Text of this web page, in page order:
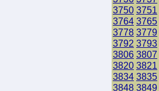
3750 3751
3764 3765
3778 3779
3792 3793
3806 3807
3820 3821
3834 3835
3848 3849